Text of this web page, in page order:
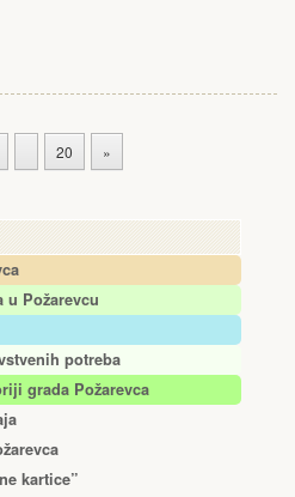
u Požarevcu
potreba
grada Požarevca
kartice”
20 »